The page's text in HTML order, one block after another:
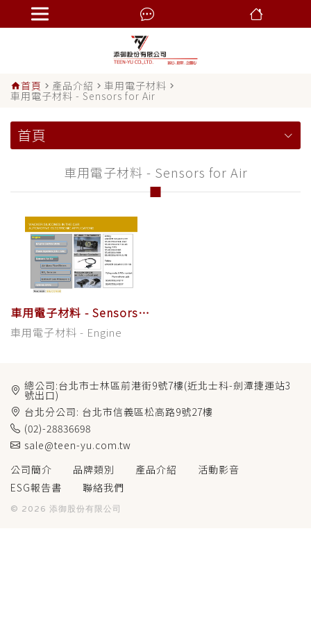
home首頁 navigate_next 產品介紹 navigate_next 車用電子材料 navigate_next
車用電子材料 - Sensors for Air
首頁
車用電子材料 - Sensors for Air
車用電子材料 - Sensors
for Air
車用電子材料 - Engine
總公司:台北市士林區前港街9號7樓(近北士科-劍潭捷運站3
號出口)
台北分公司: 台北市信義區松高路9號27樓
(02)-28836698
sale@teen-yu.com.tw
公司簡介
品牌類別 產品介紹
活動影音
ESG報告書
聯絡我們
© 2026 添御股份有限公司